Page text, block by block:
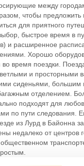
между
чтобы предложить
для приятного
быстрое время в
и расширенное
Хорошо
время поездки.
и просторными
сиденьями, большим
отделением.
подходят для
по пути следования.
из Лурд в Байонна
недалеко от центров